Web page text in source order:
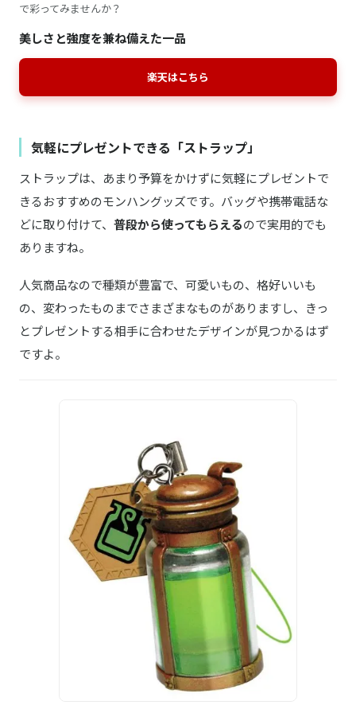
で彩ってみませんか？
美しさと強度を兼ね備えた一品
楽天はこちら
気軽にプレゼントできる「ストラップ」
ストラップは、あまり予算をかけずに気軽にプレゼントで
きるおすすめのモンハングッズです。バッグや携帯電話な
どに取り付けて、 普段から使ってもらえるので実用的でも
ありますね。
人気商品なので種類が豊富で、可愛いもの、格好いいも
の、変わったものまでさまざまなものがありますし、きっ
とプレゼントする相手に合わせたデザインが見つかるはず
ですよ。